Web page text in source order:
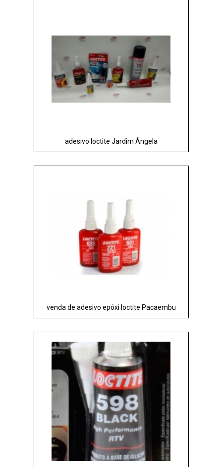
adesivo loctite Jardim Ângela
venda de adesivo epóxi loctite Pacaembu